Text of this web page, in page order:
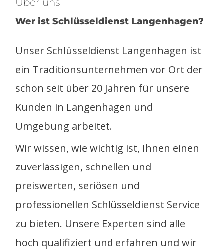
Wer ist Schlüsseldienst Langenhagen?
Unser Schlüsseldienst Langenhagen ist
ein Traditionsunternehmen vor Ort der
schon seit über 20 Jahren für unsere
Kunden in Langenhagen und
Umgebung arbeitet.
Wir wissen, wie wichtig ist, Ihnen einen
zuverlässigen, schnellen und
preiswerten, seriösen und
professionellen Schlüsseldienst Service
zu bieten. Unsere Experten sind alle
hoch qualifiziert und erfahren und wir